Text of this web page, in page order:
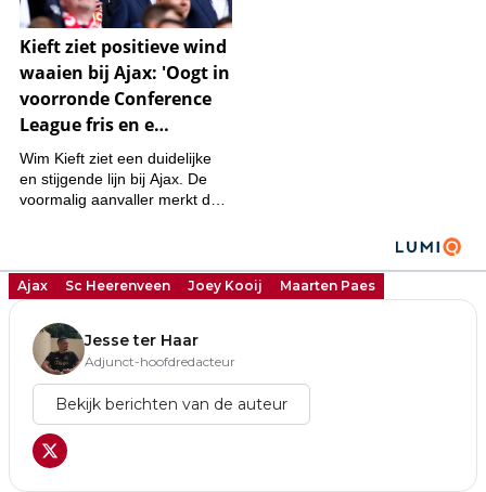
Ajax Sc Heerenveen Joey Kooij Maarten Paes
Jesse ter Haar
Adjunct-hoofdredacteur
Bekijk berichten van de auteur